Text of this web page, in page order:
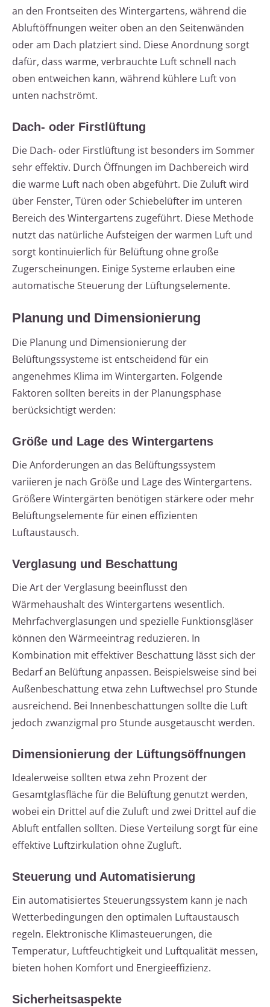
an den Frontseiten des Wintergartens, während die
Abluftöffnungen weiter oben an den Seitenwänden
oder am Dach platziert sind. Diese Anordnung sorgt
dafür, dass warme, verbrauchte Luft schnell nach
oben entweichen kann, während kühlere Luft von
unten nachströmt.
Dach- oder Firstlüftung
Die Dach- oder Firstlüftung ist besonders im Sommer
sehr effektiv. Durch Öffnungen im Dachbereich wird
die warme Luft nach oben abgeführt. Die Zuluft wird
über Fenster, Türen oder Schiebelüfter im unteren
Bereich des Wintergartens zugeführt. Diese Methode
nutzt das natürliche Aufsteigen der warmen Luft und
sorgt kontinuierlich für Belüftung ohne große
Zugerscheinungen. Einige Systeme erlauben eine
automatische Steuerung der Lüftungselemente.
Planung und Dimensionierung
Die Planung und Dimensionierung der
Belüftungssysteme ist entscheidend für ein
angenehmes Klima im Wintergarten. Folgende
Faktoren sollten bereits in der Planungsphase
berücksichtigt werden:
Größe und Lage des Wintergartens
Die Anforderungen an das Belüftungssystem
variieren je nach Größe und Lage des Wintergartens.
Größere Wintergärten benötigen stärkere oder mehr
Belüftungselemente für einen effizienten
Luftaustausch.
Verglasung und Beschattung
Die Art der Verglasung beeinflusst den
Wärmehaushalt des Wintergartens wesentlich.
Mehrfachverglasungen und spezielle Funktionsgläser
können den Wärmeeintrag reduzieren. In
Kombination mit effektiver Beschattung lässt sich der
Bedarf an Belüftung anpassen. Beispielsweise sind bei
Außenbeschattung etwa zehn Luftwechsel pro Stunde
ausreichend. Bei Innenbeschattungen sollte die Luft
jedoch zwanzigmal pro Stunde ausgetauscht werden.
Dimensionierung der Lüftungsöffnungen
Idealerweise sollten etwa zehn Prozent der
Gesamtglasfläche für die Belüftung genutzt werden,
wobei ein Drittel auf die Zuluft und zwei Drittel auf die
Abluft entfallen sollten. Diese Verteilung sorgt für eine
effektive Luftzirkulation ohne Zugluft.
Steuerung und Automatisierung
Ein automatisiertes Steuerungssystem kann je nach
Wetterbedingungen den optimalen Luftaustausch
regeln. Elektronische Klimasteuerungen, die
Temperatur, Luftfeuchtigkeit und Luftqualität messen,
bieten hohen Komfort und Energieeffizienz.
Sicherheitsaspekte